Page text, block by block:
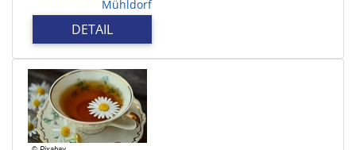
Mühldorf
DETAIL